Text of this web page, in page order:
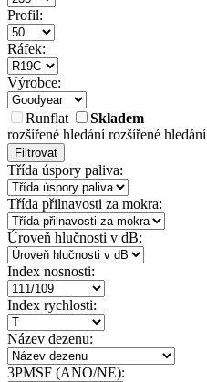
Profil:
Ráfek:
Výrobce:
Runflat
Skladem
rozšířené hledánírozšířené hledání
Filtrovat
Třída úspory paliva:
Třída přilnavosti za mokra:
Úroveň hlučnosti v dB:
Index nosnosti:
Index rychlosti:
Název dezenu:
3PMSF (ANO/NE):